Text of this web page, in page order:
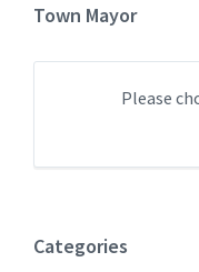
Town Mayor
Please
Categories